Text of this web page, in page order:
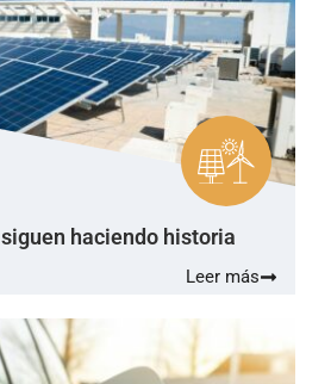
haciendo historia
Leer más